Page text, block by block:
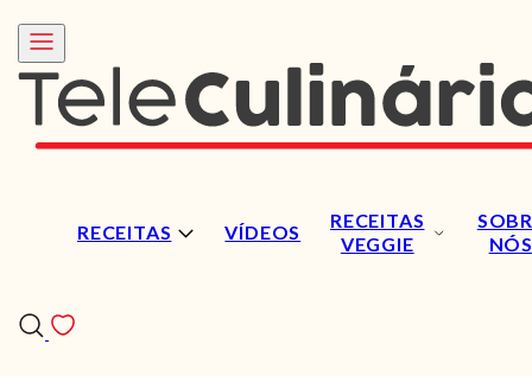
RECEITAS VÍDEOS
RECEITAS
VEGGIE
NÓS